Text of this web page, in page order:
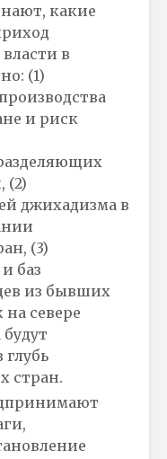
какие
в
(1)
и риск
(2)
джихадизма в
(3)
баз
из бывших
на севере
стран.